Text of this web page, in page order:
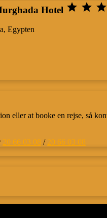
Hotel   
Egypten
eller at booke en rejse, så
20 66 03 08 / 20 66 03 08